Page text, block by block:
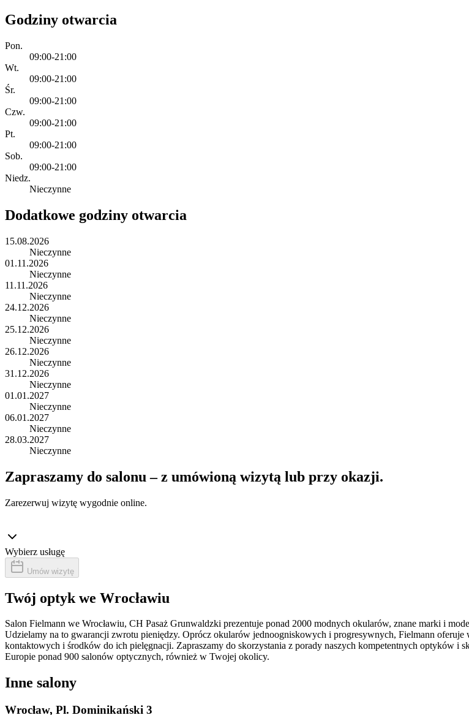
Godziny otwarcia
Pon.
09:00-21:00
Wt.
09:00-21:00
Śr.
09:00-21:00
Czw.
09:00-21:00
Pt.
09:00-21:00
Sob.
09:00-21:00
Niedz.
Nieczynne
Dodatkowe godziny otwarcia
15.08.2026
Nieczynne
01.11.2026
Nieczynne
11.11.2026
Nieczynne
24.12.2026
Nieczynne
25.12.2026
Nieczynne
26.12.2026
Nieczynne
31.12.2026
Nieczynne
01.01.2027
Nieczynne
06.01.2027
Nieczynne
28.03.2027
Nieczynne
Zapraszamy do salonu – z umówioną wizytą lub przy okazji.
Zarezerwuj wizytę wygodnie online.
Wybierz usługę
Umów wizytę
Twój optyk we Wrocławiu
Salon Fielmann we Wrocławiu, CH Pasaż Grunwaldzki prezentuje ponad 2000 modnych okularów, znane marki i
Udzielamy na to gwarancji zwrotu pieniędzy. Oprócz okularów jednoogniskowych i progresywnych, Fielmann
kontaktowych i środków do ich pielęgnacji. Zapraszamy do skorzystania z porady naszych kompetentnych optyków i
Europie ponad 900 salonów optycznych, również w Twojej okolicy.
Inne salony
Wrocław, Pl. Dominikański 3